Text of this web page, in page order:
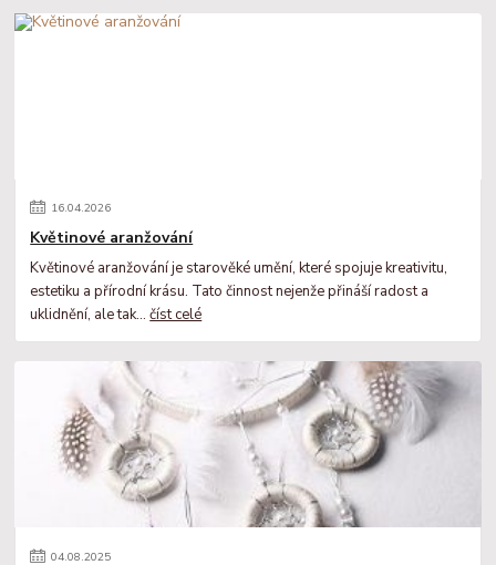
16.04.2026
Květinové aranžování
Květinové aranžování je starověké umění, které spojuje kreativitu,
estetiku a přírodní krásu. Tato činnost nejenže přináší radost a
uklidnění, ale tak...číst celé
04.08.2025